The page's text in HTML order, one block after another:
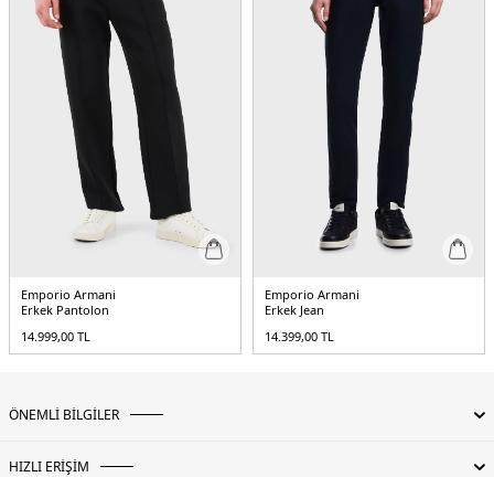
5DE1EM004532AF22865UB118.12
Emporio Armani
Erkek Pantolon
14.999,00 TL
Emporio Armani
Erkek Jean
14.399,00 TL
ÖNEMLİ BİLGİLER
HIZLI ERİŞİM